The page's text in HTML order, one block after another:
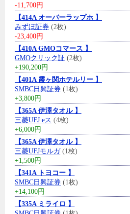
-11,700円
【414A オーバーラップホ 】
みずほ証券 (2枚)
-23,400円
【410A GMOコマース 】
GMOクリック証 (2枚)
+190,200円
【401A 霞ヶ関ホテルリー 】
SMBC日興証券 (1枚)
+3,800円
【365A 伊澤タオル 】
三菱UFJ eス (4枚)
+6,000円
【365A 伊澤タオル 】
三菱UFJモルガ(1枚)
+1,500円
【341A トヨコー 】
SMBC日興証券 (1枚)
+14,100円
【335A ミライロ 】